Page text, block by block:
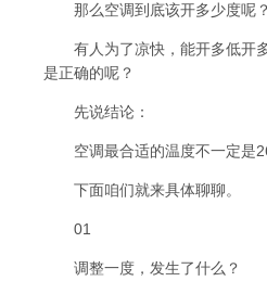
那么空调到底该开多少度呢
有人为了凉快，能开多低开多
是正确的呢？
先说结论：
空调最合适的温度不一定是
下面咱们就来具体聊聊。
01
调整一度，发生了什么？